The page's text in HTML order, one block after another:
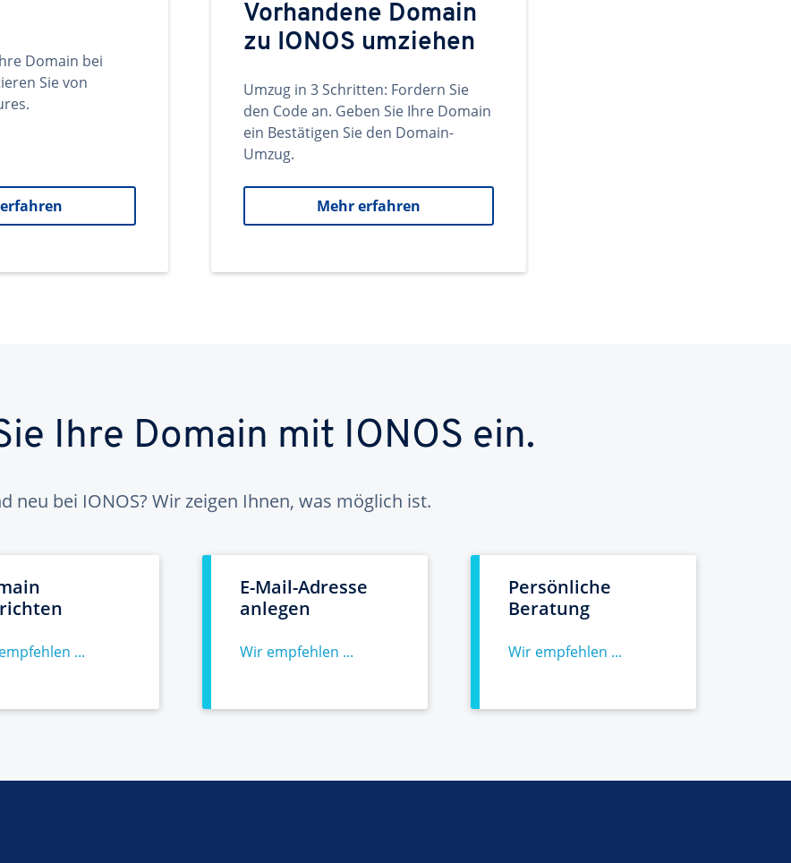
Domain bei
Sie von
Vorhandene Domain
zu IONOS umziehen
Umzug in 3 Schritten: Fordern Sie
den Code an. Geben Sie Ihre Domain
ein Bestätigen Sie den Domain-
Umzug.
Mehr erfahren
Ihre Domain mit IONOS ein.
neu bei IONOS? Wir zeigen Ihnen, was möglich ist.
...
E-Mail-Adresse
anlegen
Wir empfehlen ...
Persönliche
Beratung
Wir empfehlen ...